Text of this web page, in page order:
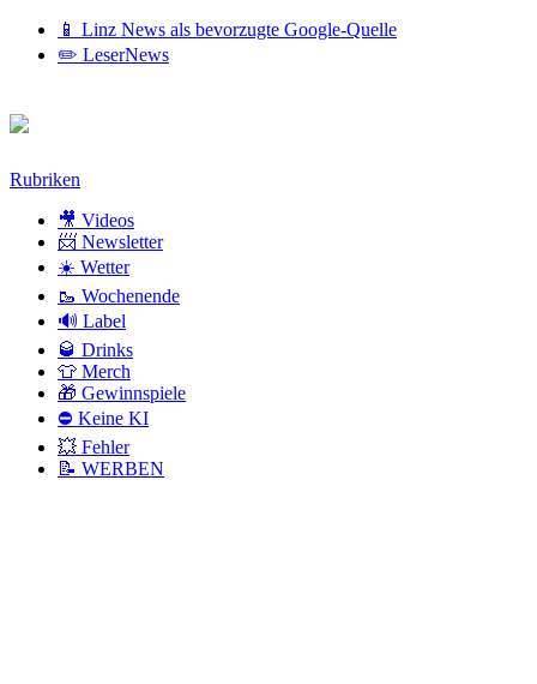
📱 Linz News als bevorzugte Google-Quelle
✏️ LeserNews
Zum
Rubriken
🎥 Videos
📨 Newsletter
☀️ Wetter
🥾 Wochenende
🔊 Label
🥃 Drinks
👕 Merch
🎁 Gewinnspiele
⛔ Keine KI
💥 Fehler
📝 WERBEN